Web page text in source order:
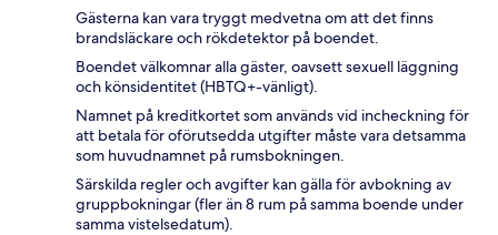
Gästerna kan vara tryggt medvetna om att det finns
brandsläckare och rökdetektor på boendet.
Boendet välkomnar alla gäster, oavsett sexuell läggning
och könsidentitet (HBTQ+-vänligt).
Namnet på kreditkortet som används vid incheckning för
att betala för oförutsedda utgifter måste vara detsamma
som huvudnamnet på rumsbokningen.
Särskilda regler och avgifter kan gälla för avbokning av
gruppbokningar (fler än 8 rum på samma boende under
samma vistelsedatum).